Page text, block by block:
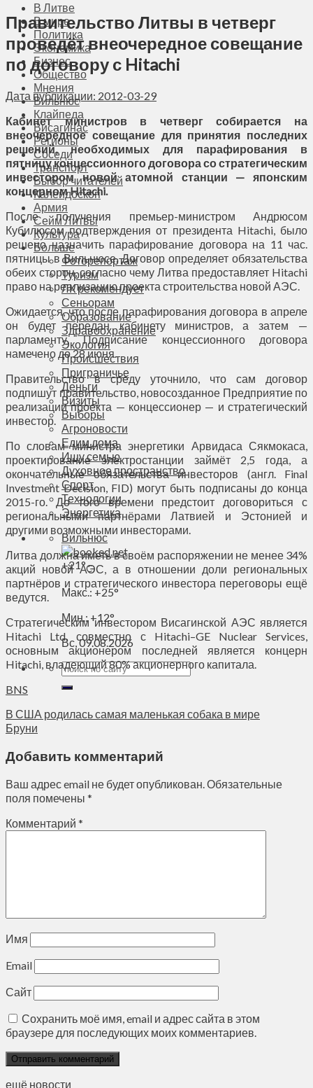
В Литве
В мире
Политика
Экономика
Бизнес
Общество
Мнения
Вильнюс
Клайпеда
Висагинас
Регионы
Соседи
Транспорт
Выбор читателей
Калейдоскоп
Армия
Сейм Литвы
Культура
Больше
Фоторепортаж
Туризм
ЛК рекомендует
Сеньорам
Образование
Здравоохранение
Экология
Происшествия
Приграничье
Деньги
Визиты
Выборы
Агроновости
Едим дома
Ищу семью
Духовное пространство
Спорт
Технологии
Энергетика
Вильнюс
+21°C
Макс.: +25°
Мин.:+12°
Вс, 09.08.2026
Правительство Литвы в четверг
проведёт внеочередное совещание
по договору с Hitachi
Дата публикации: 2012-03-29
Кабинет министров в четверг собирается на
внеочередное совещание для принятия последних
решений, необходимых для парафирования в
пятницу концессионного договора со стратегическим
инвестором новой атомной станции — японским
концерном Hitachi.
После получения премьер-министром Андрюсом
Кубилюсом подтверждения от президента Hitachi, было
решено назначить парафирование договора на 11 час.
пятницы в Вильнюсе. Договор определяет обязательства
обеих сторон, согласно чему Литва предоставляет Hitachi
право на реализацию проекта строительства новой АЭС.
Ожидается, что после парафирования договора в апреле
он будет передан кабинету министров, а затем —
парламенту. Подписание концессионного договора
намечено до 28 июня.
Правительство в среду уточнило, что сам договор
подпишут правительство, новосозданное Предприятие по
реализации проекта — концессионер — и стратегический
инвестор.
По словам министра энергетики Арвидаса Сякмокаса,
проектирование электростанции займёт 2,5 года, а
окончательные обязательства инвесторов (англ. Final
Investment Decision, FID) могут быть подписаны до конца
2015-го. До того времени предстоит договориться с
региональными партнёрами Латвией и Эстонией и
другими возможными инвесторами.
Литва должна иметь в своём распоряжении не менее 34%
акций новой АЭС, а в отношении доли региональных
партнёров и стратегического инвестора переговоры ещё
ведутся.
Стратегическим инвестором Висагинской АЭС является
Hitachi Ltd. совместно с Hitachi–GE Nuclear Services,
основным акционером последней является концерн
Hitachi, владеющий 80% акционерного капитала.
BNS
В США родилась самая маленькая собака в мире
Бруни
Добавить комментарий
Ваш адрес email не будет опубликован.Обязательные
поля помечены *
Комментарий *
Имя
Email
Сайт
Сохранить моё имя, email и адрес сайта в этом
браузере для последующих моих комментариев.
ещё новости